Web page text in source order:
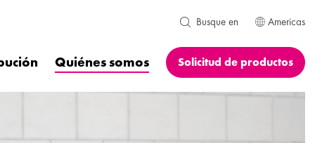
Busque en Americas
Quiénes somos Solicitud de productos